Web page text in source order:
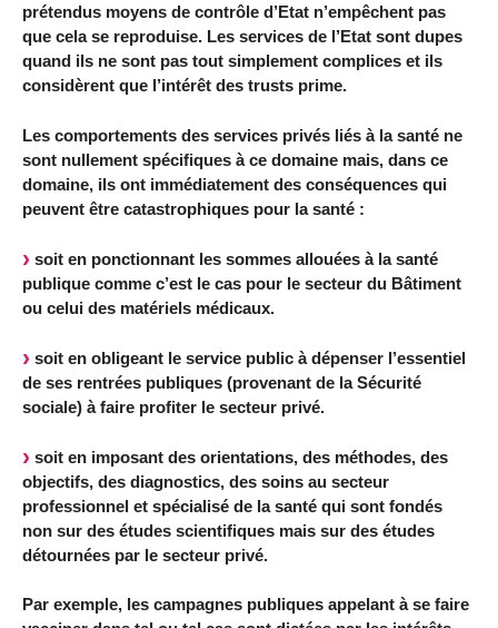
prétendus moyens de contrôle d’Etat n’empêchent pas
que cela se reproduise. Les services de l’Etat sont dupes
quand ils ne sont pas tout simplement complices et ils
considèrent que l’intérêt des trusts prime.
Les comportements des services privés liés à la santé ne
sont nullement spécifiques à ce domaine mais, dans ce
domaine, ils ont immédiatement des conséquences qui
peuvent être catastrophiques pour la santé :
soit en ponctionnant les sommes allouées à la santé
publique comme c’est le cas pour le secteur du Bâtiment
ou celui des matériels médicaux.
soit en obligeant le service public à dépenser l’essentiel
de ses rentrées publiques (provenant de la Sécurité
sociale) à faire profiter le secteur privé.
soit en imposant des orientations, des méthodes, des
objectifs, des diagnostics, des soins au secteur
professionnel et spécialisé de la santé qui sont fondés
non sur des études scientifiques mais sur des études
détournées par le secteur privé.
Par exemple, les campagnes publiques appelant à se faire